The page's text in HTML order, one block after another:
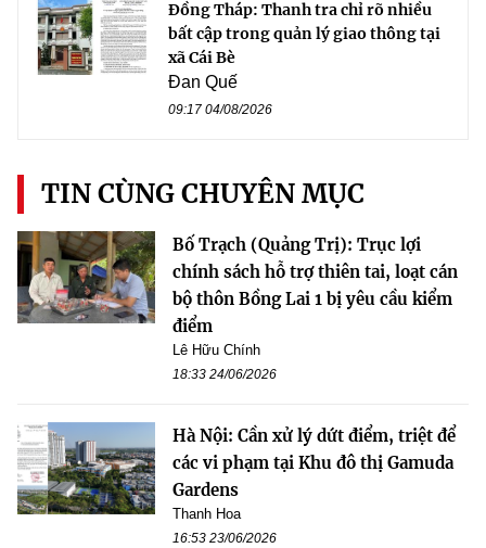
Đồng Tháp: Thanh tra chỉ rõ nhiều
bất cập trong quản lý giao thông tại
xã Cái Bè
Đan Quế
09:17 04/08/2026
TIN CÙNG CHUYÊN MỤC
Bố Trạch (Quảng Trị): Trục lợi
chính sách hỗ trợ thiên tai, loạt cán
bộ thôn Bồng Lai 1 bị yêu cầu kiểm
điểm
Lê Hữu Chính
18:33 24/06/2026
Hà Nội: Cần xử lý dứt điểm, triệt để
các vi phạm tại Khu đô thị Gamuda
Gardens
Thanh Hoa
16:53 23/06/2026